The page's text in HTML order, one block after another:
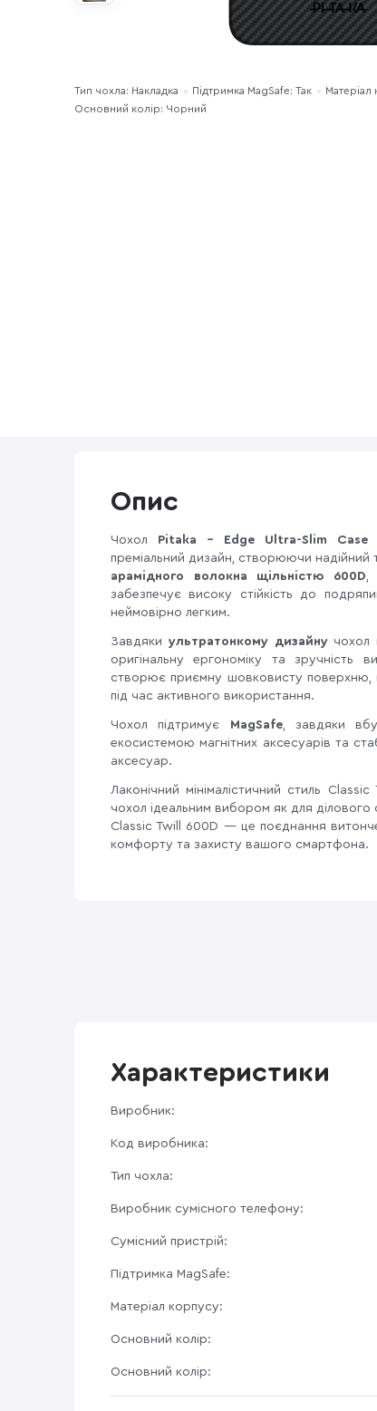
Тип чохла: Накладка Підтримка MagSafe: Так
Матеріал
Основний колір: Чорний
Опис
Чохол Pitaka - Edge Ultra-Slim Case
преміальний дизайн, створюючи надійний
арамідного волокна щільністю 600D,
забезпечує високу стійкість до
неймовірно легким.
Завдяки ультратонкому дизайнучохол
оригінальну ергономіку та зручність
створює приємну шовковисту поверхню,
під час активного використання.
Чохол підтримує MagSafe, завдяки
екосистемою магнітних аксесуарів та
аксесуар.
Лаконічний мінімалістичний стиль
чохол ідеальним вибором як для
Classic Twill 600D — це поєднання
комфорту та захисту вашого смартфона.
Характеристики
Виробник:
Код виробника:
Тип чохла:
Виробник сумісного телефону:
Сумісний пристрій:
Підтримка MagSafe:
Матеріал корпусу:
Основний колір:
Основний колір: